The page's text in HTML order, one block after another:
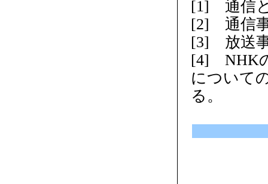
[1] 通信
[2] 通信
[3] 放送
[4] NHK
について
る。